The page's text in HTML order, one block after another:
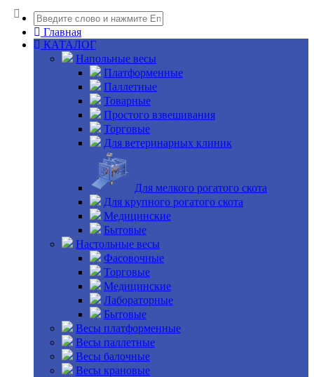
Главная
КАТАЛОГ
Напольные весы
Платформенные
Паллетные
Товарные
Простого взвешивания
Торговые
Для ветеринарных клиник
Для мелкого рогатого скота
Для крупного рогатого скота
Медицинские
Бытовые
Настольные весы
Фасовочные
Торговые
Медицинские
Лабораторные
Бытовые
Весы платформенные
Весы паллетные
Весы балочные
Весы крановые